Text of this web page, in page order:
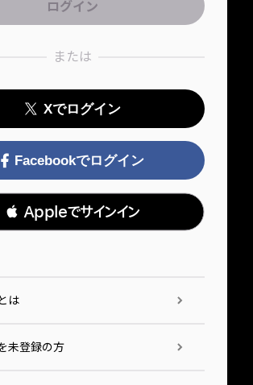
または
Xでログイン
Facebookでログイン
 Appleでサインイン
は
未登録の方